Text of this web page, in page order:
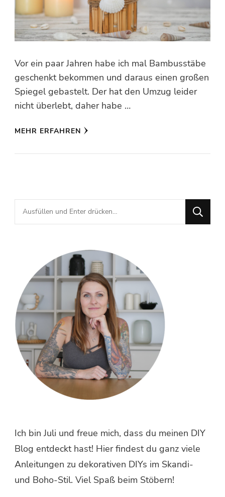
Vor ein paar Jahren habe ich mal Bambusstäbe
geschenkt bekommen und daraus einen großen
Spiegel gebastelt. Der hat den Umzug leider
nicht überlebt, daher habe …
MEHR ERFAHREN
Suchst
du
Ich bin Juli und freue mich, dass du meinen DIY
Blog entdeckt hast! Hier findest du ganz viele
Anleitungen zu dekorativen DIYs im Skandi-
und Boho-Stil. Viel Spaß beim Stöbern!